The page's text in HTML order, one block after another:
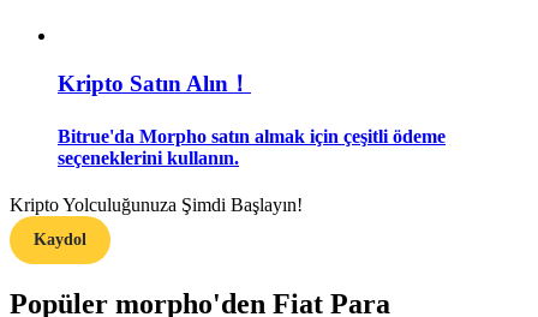
Kripto Satın Alın！
Bitrue'da Morpho satın almak için çeşitli ödeme
seçeneklerini kullanın.
Kripto Yolculuğunuza Şimdi Başlayın!
Kaydol
Popüler morpho'den Fiat Para